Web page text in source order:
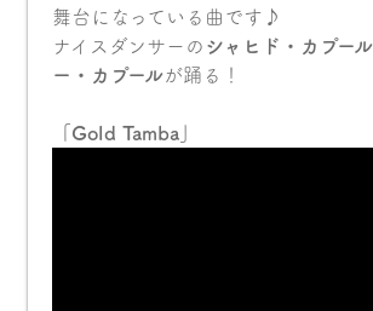
舞台になっている曲です♪
ナイスダンサーの シャヒド・カプール
ー・カプール が踊る！
「Gold Tamba」